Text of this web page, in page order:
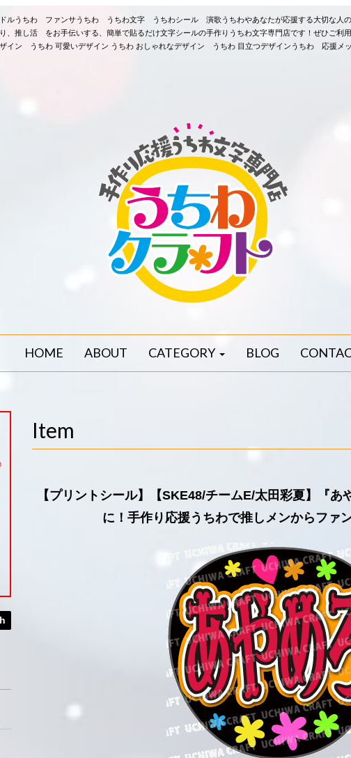
ルうちわ ファンサうちわ うちわ文字 うちわシール 演歌うちわやあなたが応援する大切な人
、推し活 をお手伝いする、簡単で貼るだけ文字シールの手作りうちわ文字専門店です！ぜひご
イン うちわ 可愛いデザイン うちわ おしゃれなデザイン うちわ 目立つデザインうちわ 応援
HOME ABOUT CATEGORY BLOG
Item
【プリントシール】【SKE48/チームE/太田彩夏】『
に！手作り応援うちわで推しメンからファ